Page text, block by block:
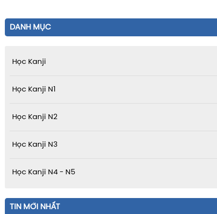
DANH MỤC
Học Kanji
Học Kanji N1
Học Kanji N2
Học Kanji N3
Học Kanji N4 - N5
TIN MỚI NHẤT